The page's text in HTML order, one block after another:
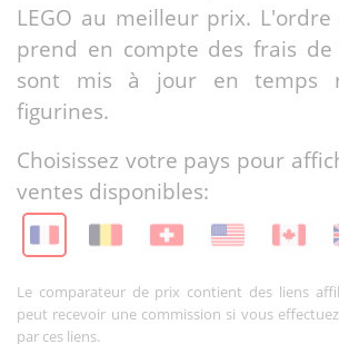
LEGO au meilleur prix. L'ordre
prend en compte des frais
sont mis à jour en temps
figurines.
Choisissez votre pays pour
ventes disponibles:
Le comparateur de prix contient des liens
peut recevoir une commission si vous
par ces liens.